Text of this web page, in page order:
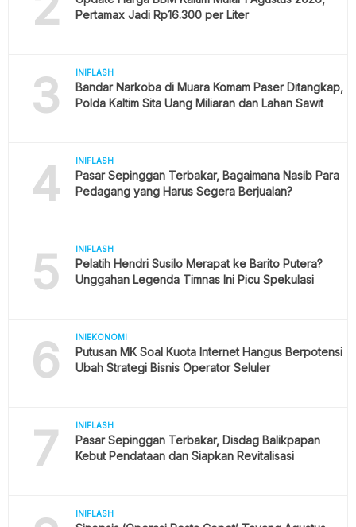
Pertamax Jadi Rp16.300 per Liter
3 INIFLASH
Bandar Narkoba di Muara Komam Paser Ditangkap,
Polda Kaltim Sita Uang Miliaran dan Lahan Sawit
4 INIFLASH
Pasar Sepinggan Terbakar, Bagaimana Nasib Para
Pedagang yang Harus Segera Berjualan?
5 INIFLASH
Pelatih Hendri Susilo Merapat ke Barito Putera?
Unggahan Legenda Timnas Ini Picu Spekulasi
6 INIEKONOMI
Putusan MK Soal Kuota Internet Hangus Berpotensi
Ubah Strategi Bisnis Operator Seluler
7 INIFLASH
Pasar Sepinggan Terbakar, Disdag Balikpapan
Kebut Pendataan dan Siapkan Revitalisasi
INIFLASH